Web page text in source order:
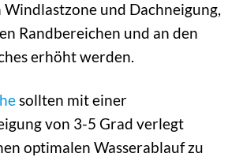
und Dachneigung,
Randbereichen und an den
erhöht werden.
sollten mit einer
von 3-5 Grad verlegt
optimalen Wasserablauf zu